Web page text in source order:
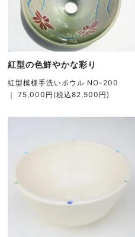
紅型の色鮮やかな彩り
紅型模様手洗いボウル NO-200
｜ 75,000円(税込82,500円)